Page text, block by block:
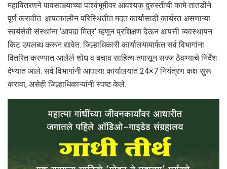
महावितरणने पावसाळ्याच्या पार्श्वभूमीवर आवश्यक दुरुस्तीची कामे तातडीने
पूर्ण करावीत. आपत्कालीन परिस्थितीत मदत कार्यासाठी कार्यरत असणाऱ्या
स्वयंसेवी संस्थांना ‘आपदा मित्र’ म्हणून प्रशिक्षण देऊन आपत्ती व्यवस्थापन
किट उपलब्ध करून द्यावेत. जिल्हाधिकारी कार्यालयामार्फत सर्व विभागांना
वितरित करण्यात आलेले शोध व बचाव साहित्य तपासून सज्ज ठेवण्याचे निर्देश
देण्यात आले. सर्व विभागांनी आपल्या कार्यालयात 24×7 नियंत्रण कक्ष सुरू
करावा, असेही जिल्हाधिकाऱ्यांनी स्पष्ट केले.